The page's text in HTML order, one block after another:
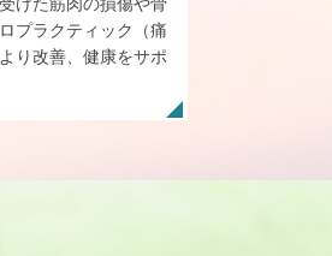
プラクティック（痛
り改善、健康をサポ